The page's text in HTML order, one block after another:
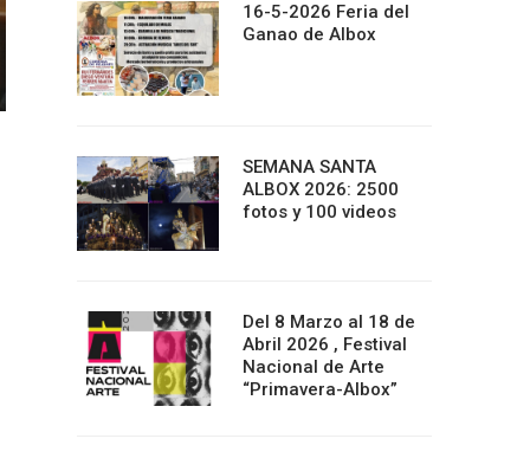
16-5-2026 Feria del
Ganao de Albox
SEMANA SANTA
ALBOX 2026: 2500
fotos y 100 videos
Del 8 Marzo al 18 de
Abril 2026 , Festival
Nacional de Arte
“Primavera-Albox”